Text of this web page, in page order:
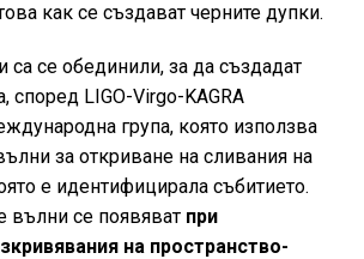
как се създават черните дупки.
се обединили, за да създадат
според LIGO-Virgo-KAGRA
група, която използва
за откриване на сливания на
е идентифицирала събитието.
вълни се появяватпри
на пространство-